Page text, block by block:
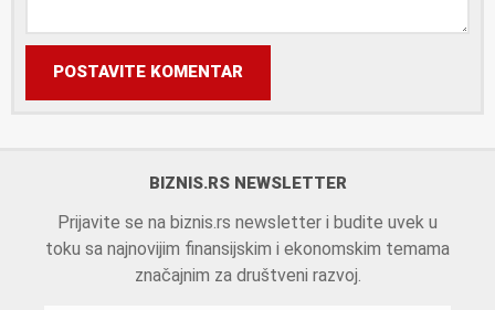
POSTAVITE KOMENTAR
BIZNIS.RS NEWSLETTER
Prijavite se na biznis.rs newsletter i budite uvek u
toku sa najnovijim finansijskim i ekonomskim temama
značajnim za društveni razvoj.